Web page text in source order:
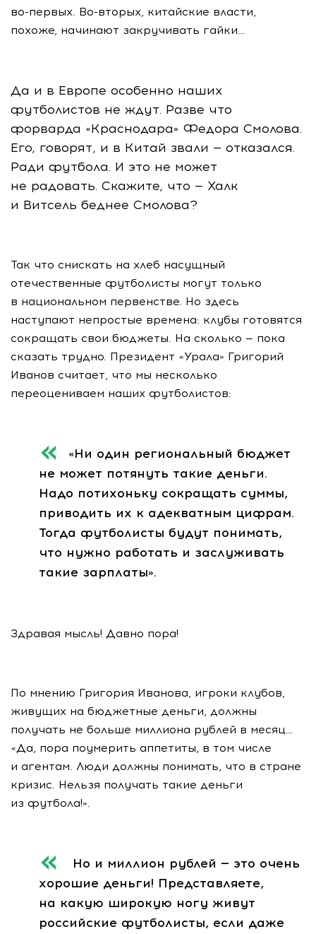
во-первых. Во-вторых, китайские власти,
похоже, начинают закручивать гайки…
Да и в Европе особенно наших
футболистов не ждут. Разве что
форварда «Краснодара» Федора Смолова.
Его, говорят, и в Китай звали — отказался.
Ради футбола. И это не может
не радовать. Скажите, что — Халк
и Витсель беднее Смолова?
Так что снискать на хлеб насущный
отечественные футболисты могут только
в национальном первенстве. Но здесь
наступают непростые времена: клубы готовятся
сокращать свои бюджеты. На сколько — пока
сказать трудно. Президент «Урала» Григорий
Иванов считает, что мы несколько
переоцениваем наших футболистов:
«Ни один региональный бюджет
не может потянуть такие деньги.
Надо потихоньку сокращать суммы,
приводить их к адекватным цифрам.
Тогда футболисты будут понимать,
что нужно работать и заслуживать
такие зарплаты».
Здравая мысль! Давно пора!
По мнению Григория Иванова, игроки клубов,
живущих на бюджетные деньги, должны
получать не больше миллиона рублей в месяц…
«Да, пора поумерить аппетиты, в том числе
и агентам. Люди должны понимать, что в стране
кризис. Нельзя получать такие деньги
из футбола!».
Но и миллион рублей — это очень
хорошие деньги! Представляете,
на какую широкую ногу живут
российские футболисты, если даже